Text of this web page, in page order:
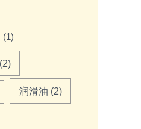
(1)
(2)
润滑油 (2)